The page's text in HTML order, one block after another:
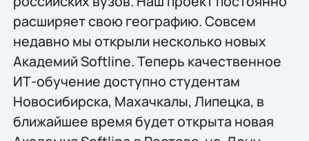
расширяет свою географию. Совсем
недавно мы открыли несколько новых
Академий Softline. Теперь качественное
ИТ-обучение доступно студентам
Новосибирска, Махачкалы, Липецка, в
ближайшее время будет открыта новая